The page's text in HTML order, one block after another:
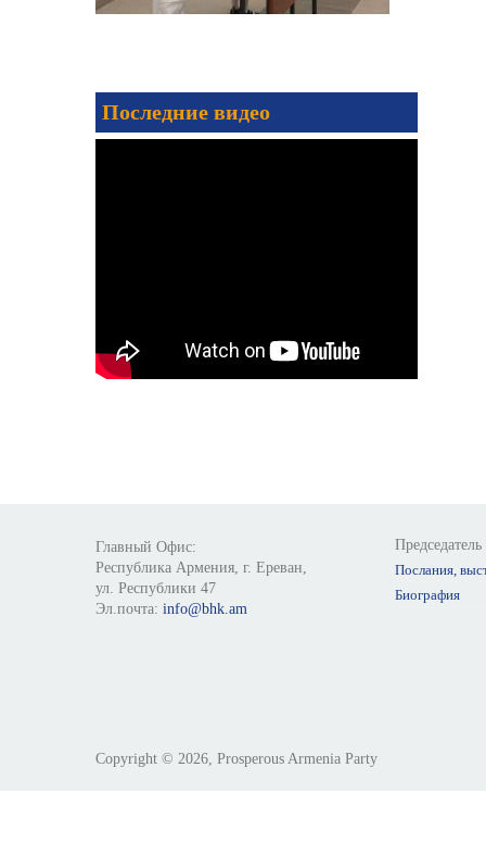
Последние видео
Главный Офис:
Республика Армения, г. Ереван,
ул. Республики 47
Эл.почта: info@bhk.am
Председатель
Послания,
Биография
Copyright © 2026, Prosperous Armenia Party